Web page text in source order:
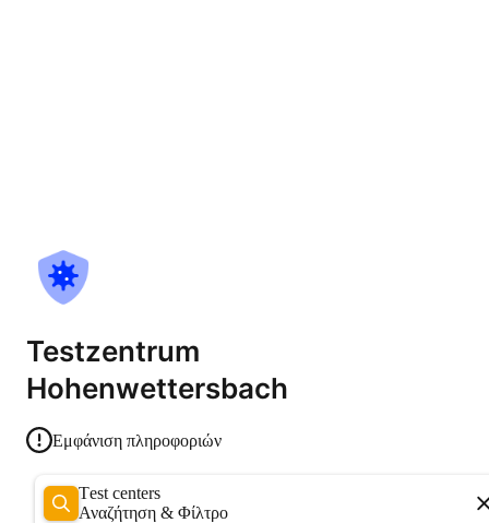
Testzentrum
Hohenwettersbach
Εμφάνιση πληροφοριών
Test centers
Αναζήτηση & Φίλτρο